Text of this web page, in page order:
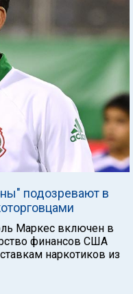
подозревают в
Маркес включен в
финансов США
наркотиков из